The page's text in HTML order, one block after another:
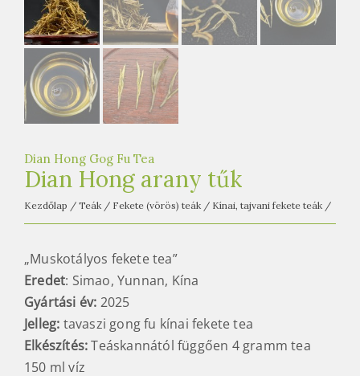
t
e
a
h
á
Dian Hong Gog Fu Tea
Dian Hong arany tűk
Kezdőlap / Teák / Fekete (vörös) teák / Kínai, tajvani fekete teák /
„Muskotályos fekete tea”
Eredet: Simao, Yunnan, Kína
Gyártási év: 2025
Jelleg: tavaszi gong fu kínai fekete tea
Elkészítés:Teáskannától függően 4 gramm tea
150 ml víz